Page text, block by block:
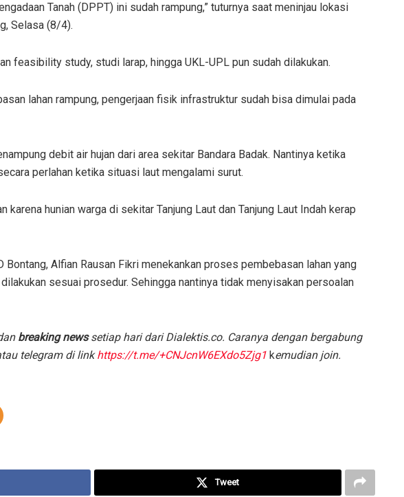
Tanah (DPPT) ini sudah rampung,” tuturnya saat meninjau lokasi
Selasa (8/4).
feasibility study, studi larap, hingga UKL-UPL pun sudah dilakukan.
lahan rampung, pengerjaan fisik infrastruktur sudah bisa dimulai pada
debit air hujan dari area sekitar Bandara Badak. Nantinya ketika
perlahan ketika situasi laut mengalami surut.
karena hunian warga di sekitar Tanjung Laut dan Tanjung Laut Indah kerap
Bontang, Alfian Rausan Fikri menekankan proses pembebasan lahan yang
sesuai prosedur. Sehingga nantinya tidak menyisakan persoalan
breaking newssetiap hari dari Dialektis.co. Caranya dengan bergabung
telegram di linkhttps://t.me/+CNJcnW6EXdo5Zjg1 kemudian join.
Tweet